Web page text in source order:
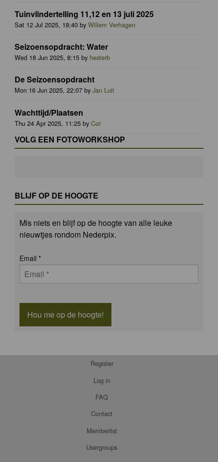
Tuinvlindertelling 11,12 en 13 juli 2025
Sat 12 Jul 2025, 18:40 by Willem Verhagen
Seizoensopdracht: Water
Wed 18 Jun 2025, 8:15 by hesterb
De Seizoensopdracht
Mon 16 Jun 2025, 22:07 by Jan Luit
Wachttijd/Plaatsen
Thu 24 Apr 2025, 11:25 by Cor
VOLG EEN FOTOWORKSHOP
BLIJF OP DE HOOGTE
Mis niets en blijf op de hoogte van alle leuke
nieuwtjes rondom Nederpix.
Email *
Hou me op de hoogte!
Register
Log in
FAQ
Contact
Memberlist
Usergroups